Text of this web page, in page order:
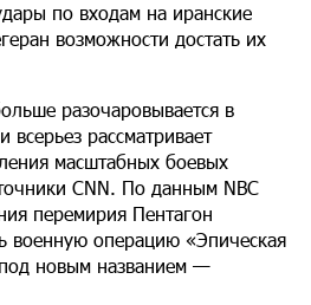
по входам на иранские
возможности достать их
разочаровывается в
рассматривает
масштабных боевых
CNN. По данным NBC
перемирия Пентагон
военную операцию «Эпическая
новым названием —